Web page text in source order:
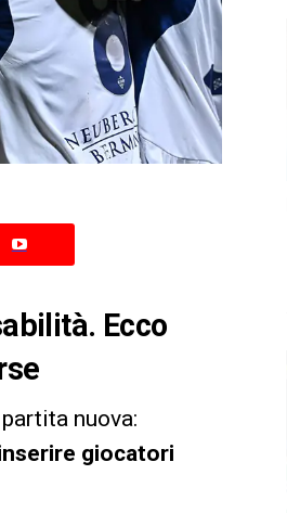
Ecco
nuova:
giocatori